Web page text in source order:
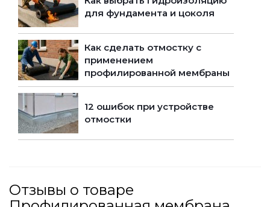
для фундамента и цоколя
Как сделать отмостку с
применением
профилированной мембраны
12 ошибок при устройстве
отмостки
Отзывы о товаре